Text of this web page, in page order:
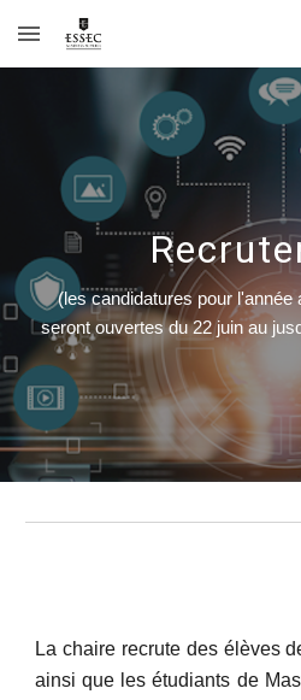
Skip to main content
(les candidatures pour l'année
seront ouvertes du 22 juin au
La chaire recrute des élèves
ainsi que les étudiants de